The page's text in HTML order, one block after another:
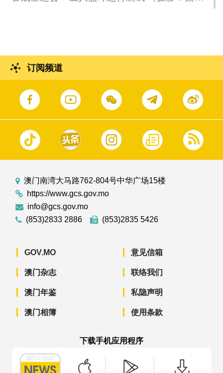
订阅频道
澳门南湾大马路762-804号中华广场15楼
https://www.gcs.gov.mo
info@gcs.gov.mo
(853)2833 2886
(853)2835 5426
GOV.MO
澳门杂志
澳门年鉴
澳门相簿
意见信箱
联络我们
私隐声明
使用条款
下载手机应用程序